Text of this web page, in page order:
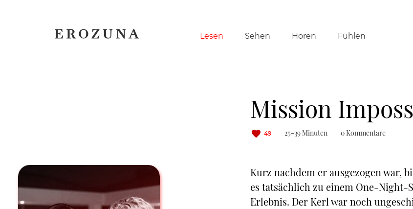
Navigation
Lesen Sehen Hören Fühlen
Mission
49 25-39 Minuten 0 Kommentare
Kurz nachdem er ausgezogen war,
es tatsächlich zu einem One-Night-
Erlebnis. Der Kerl war noch